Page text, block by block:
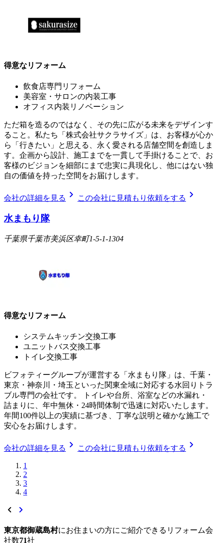
得意なリフォーム
飲食店専門リフォーム
美容室・サロンの内装工事
オフィス内装リノベーション
ただ箱を造るのではなく、その先に広がる未来をデザインす
ること。私たち「株式会社サクラサイズ」は、お客様が心か
ら「行きたい」と思える、永く愛される店舗空間を創造しま
す。企画から設計、施工までを一貫して手掛けることで、お
客様のビジョンを細部にまで忠実に具現化し、他にはない独
自の価値を持った空間をお届けします。
会社の詳細を見る chevron_right この会社に見積もり依頼をする chevron_right
水まもり隊
千葉県千葉市美浜区幸町1-5-1-1304
得意なリフォーム
システムキッチン交換工事
ユニットバス交換工事
トイレ交換工事
ビフォティーグループが運営する「水まもり隊」は、千葉・
東京・神奈川・埼玉といった関東全域に対応する水回りトラ
ブル専門の会社です。 トイレや台所、浴室などの水漏れ・
詰まりに、年中無休・24時間体制で迅速に対応いたします。
年間100件以上の実績に基づき、丁寧な説明と確かな施工で
安心をお届けします。
会社の詳細を見る chevron_right この会社に見積もり依頼をする chevron_right
1
2
3
4
chevron_left chevron_right
東京都御蔵島村にお住まいの方にご紹介できる リフォーム会
社数71社